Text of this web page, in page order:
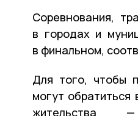
Соревнования,
в городах и
в финальном,
Для того, чтобы
могут